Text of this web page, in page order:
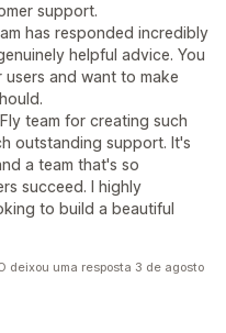
support.
has responded incredibly
helpful advice. You
and want to make
team for creating such
outstanding support. It's
a team that's so
succeed. I highly
to build a beautiful
deixou uma resposta 3 de agosto